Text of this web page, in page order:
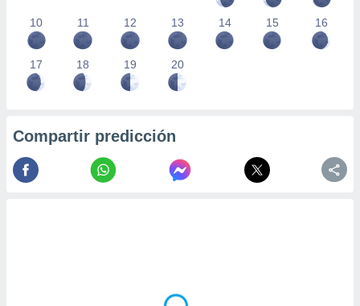
10 11 12 13 14 15 16
17 18 19 20
Compartir predicción